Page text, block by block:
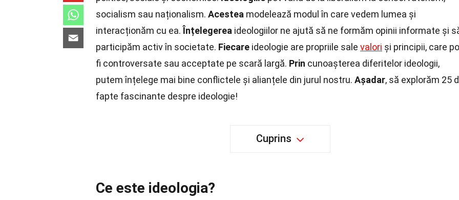
socialism sau naționalism. Acestea modelează modul în care vedem lumea și
interacționăm cu ea. Înțelegerea ideologiilor ne ajută să ne formăm opinii informate și
participăm activ în societate. Fiecare ideologie are propriile sale valori și principii, care
fi controversate sau acceptate pe scară largă. Prin cunoașterea diferitelor ideologii,
putem înțelege mai bine conflictele și alianțele din jurul nostru. Așadar, să explorăm 25
fapte fascinante despre ideologie!
Cuprins
Ce este ideologia?